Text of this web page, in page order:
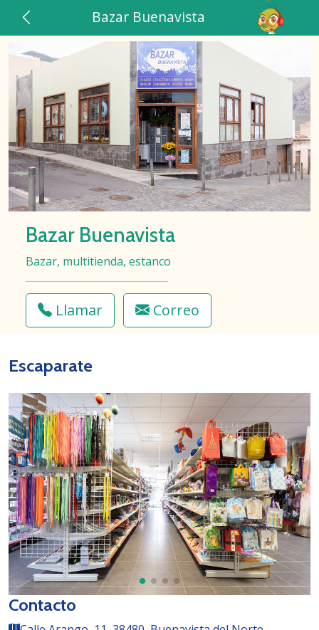
Bazar Buenavista
Bazar Buenavista
Bazar, multitienda, estanco
Llamar Correo
Contacto
Escaparate